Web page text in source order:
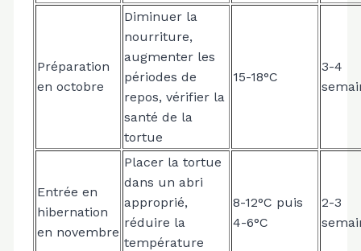
Préparation
en octobre
Diminuer la
nourriture,
augmenter les
périodes de
repos, vérifier la
santé de la
tortue
15-18°C
3-4
Entrée en
hibernation
en novembre
Placer la tortue
dans un abri
approprié,
réduire la
température
8-12°C puis
4-6°C
2-3